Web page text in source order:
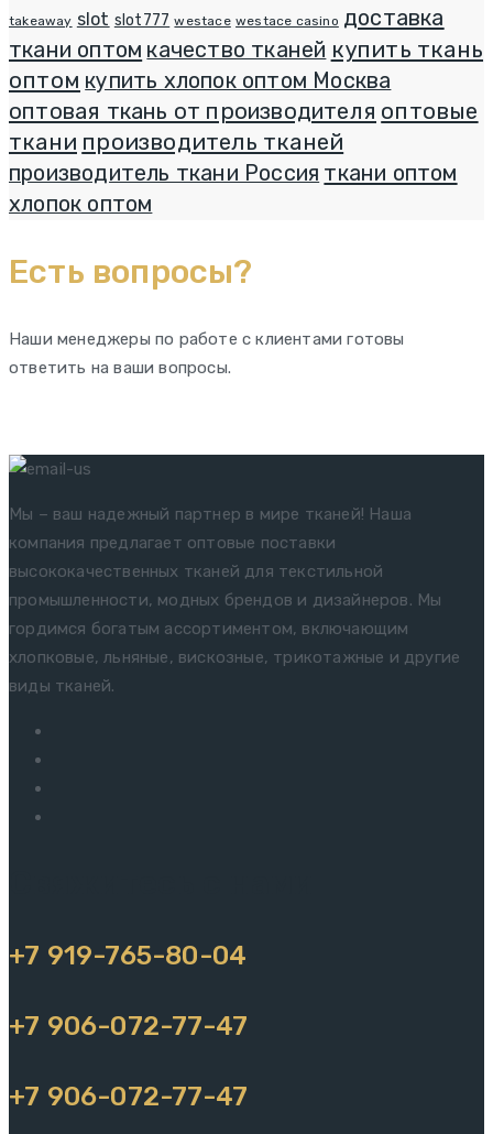
takeaway slot slot777 westace westace casino доставка
ткани оптом качество тканей купить ткань
оптом купить хлопок оптом Москва
оптовая ткань от производителя оптовые
ткани производитель тканей
производитель ткани Россия ткани оптом
хлопок оптом
Есть вопросы?
Наши менеджеры по работе с клиентами готовы
ответить на ваши вопросы.
Мы – ваш надежный партнер в мире тканей! Наша
компания предлагает оптовые поставки
высококачественных тканей для текстильной
промышленности, модных брендов и дизайнеров. Мы
гордимся богатым ассортиментом, включающим
хлопковые, льняные, вискозные, трикотажные и другие
виды тканей.
+7 919-765-80-04
+7 906-072-77-47
+7 906-072-77-47